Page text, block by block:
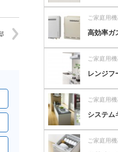
ご家庭用
高効率ガ
ご家庭用
レンジフ
ご家庭用
システム
ご家庭用